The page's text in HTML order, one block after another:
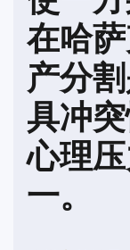
在哈
产分
具冲
心理
一。